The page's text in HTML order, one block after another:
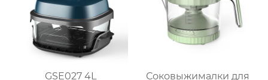
GSE027 4L
Соковыжималки для